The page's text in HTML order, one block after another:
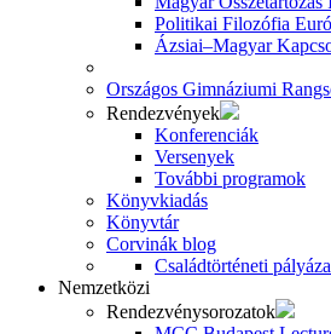
Politikai Filozófia
Ázsiai–Magyar
Országos Gimnáziumi
Rendezvények
Konferenciák
Versenyek
További programok
Könyvkiadás
Könyvtár
Corvinák blog
Családtörténeti
Nemzetközi
Rendezvénysorozatok